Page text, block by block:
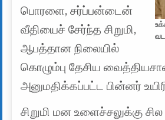
பொரளை, சர்ப்பன்டைன்
வீதியைச் சேர்ந்த சிறுமி,
ஆபத்தான நிலையில்
கொழும்பு தேசிய
அனுமதிக்கப்பட்ட பின்னர்
சிறுமி மன உளைச்சலுக்கு